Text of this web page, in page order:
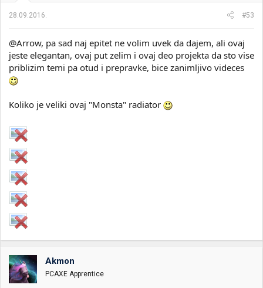
28.09.2016. #53
@Arrow, pa sad naj epitet ne volim uvek da dajem, ali ovaj
jeste elegantan, ovaj put zelim i ovaj deo projekta da sto vise
priblizim temi pa otud i prepravke, bice zanimljivo videces
Koliko je veliki ovaj "Monsta" radiator
Akmon
PCAXE Apprentice